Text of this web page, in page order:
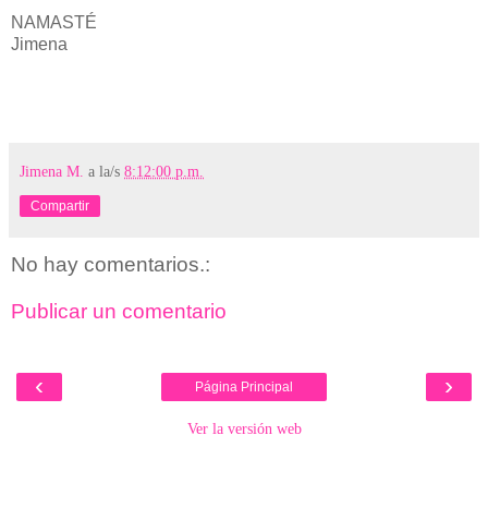
NAMASTÉ
Jimena
Jimena M. a la/s 8:12:00 p.m.
Compartir
No hay comentarios.:
Publicar un comentario
‹ ›
Página Principal
Ver la versión web